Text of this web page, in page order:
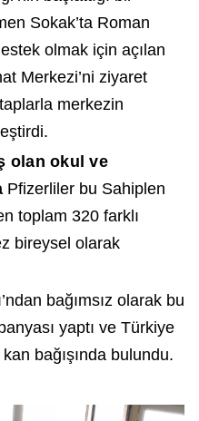
Sokak’ta Roman
olmak için açılan
Merkezi’ni ziyaret
merkezin
olan okul ve
Pfizerliler bu Sahiplen
toplam 320 farklı
bireysel olarak
bağımsız olarak bu
yaptı ve Türkiye
bağışında bulundu.